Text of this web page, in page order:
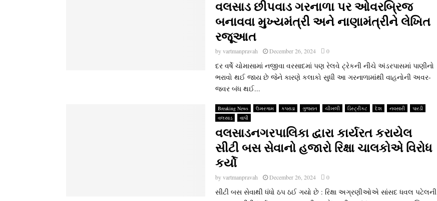
વલસાડ છીપવાડ ગરનાળા પર ઓવરબ્રિજ
બનાવવા મુખ્‍યમંત્રી અને નાણામંત્રીને લેખિત
રજૂઆત
byvartmanpravah December 26, 2024 0
દર વર્ષે ચોમાસામાં નજીવા વરસાદમાં પણ રેલવે ટ્રેકની નીચે અંડરપાસમાં પાણીનો
ભરાવો થઈ જાય છે જેને કારણે કલાકો સુધી આ ગરનાળામાંથી વાહનોની અવર-
જવર બંધ થઈ...
Breaking News ઉમરગામ કપરાડા ગુજરાત ચીખલી ડિસ્ટ્રીકટ દેશ નવસારી
પારડી
વલસાડ
વાપી
વલસાડનગરપાલિકા દ્વારા કાર્યરત કરાયેલ
સીટી બસ સેવાનો હજારો રિક્ષા ચાલકોએ વિરોધ
કર્યો
byvartmanpravah December 26, 2024 0
સીટી બસ સેવાથી ધંધો ઠપ ઠઈ ગયો છે : રિક્ષા અગ્રણીઓએ સાંસદ ધવલ પટેલની